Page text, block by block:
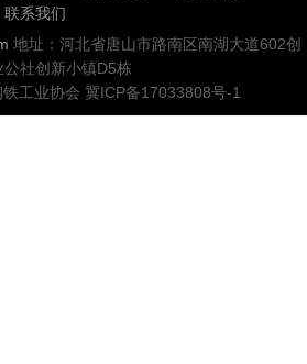
联系我们
地址：河北省唐山市路南区南湖大道602创
公社创新小镇D5栋
工业协会 冀ICP备17033808号-1